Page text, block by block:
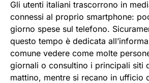
Gli utenti italiani trascorrono in
connessi al proprio smartphone:
giorno spese sul telefono.
questo tempo è dedicata
comune vedere come molte
giornali o consultino i principali siti
mattino, mentre si recano in ufficio